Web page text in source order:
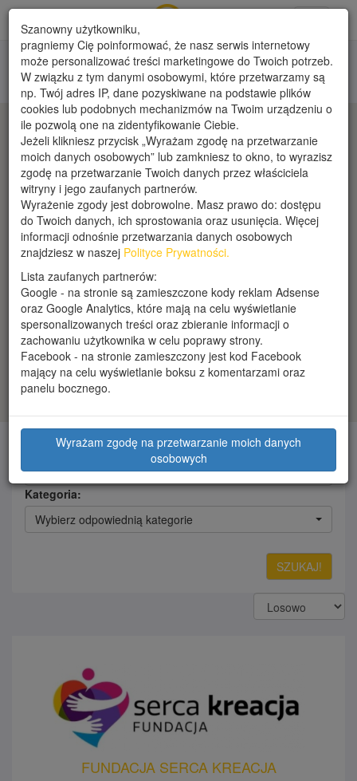
Firmy
Słowa kluczowe:
Kategoria:
Wybierz odpowiednią kategorie
FUNDACJA SERCA KREACJA
Szanowny użytkowniku,
pragniemy Cię poinformować, że nasz serwis internetowy
może personalizować treści marketingowe do Twoich potrzeb.
W związku z tym danymi osobowymi, które przetwarzamy są
np. Twój adres IP, dane pozyskiwane na podstawie plików
cookies lub podobnych mechanizmów na Twoim urządzeniu o
ile pozwolą one na zidentyfikowanie Ciebie.
Jeżeli klikniesz przycisk „Wyrażam zgodę na przetwarzanie
moich danych osobowych” lub zamkniesz to okno, to wyrazisz
zgodę na przetwarzanie Twoich danych przez właściciela
witryny i jego zaufanych partnerów.
Wyrażenie zgody jest dobrowolne. Masz prawo do: dostępu
do Twoich danych, ich sprostowania oraz usunięcia. Więcej
informacji odnośnie przetwarzania danych osobowych
znajdziesz w naszej Polityce Prywatności.
Lista zaufanych partnerów:
Google - na stronie są zamieszczone kody reklam Adsense
oraz Google Analytics, które mają na celu wyświetlanie
spersonalizowanych treści oraz zbieranie informacji o
zachowaniu użytkownika w celu poprawy strony.
Facebook - na stronie zamieszczony jest kod Facebook
mający na celu wyświetlanie boksu z komentarzami oraz
panelu bocznego.
Wyrażam zgodę na przetwarzanie moich danych
osobowych